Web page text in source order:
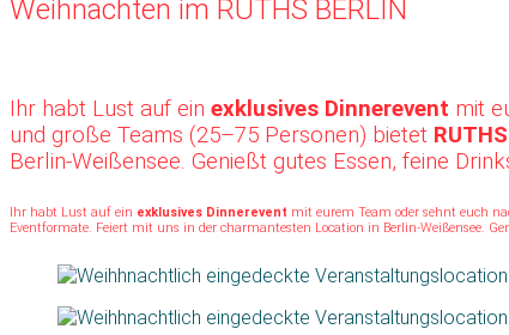
Weihnachten im RUTHS BERLIN
Ihr habt Lust auf ein exklusives Dinnerevent mit
und große Teams (25–75 Personen) bietet
Berlin-Weißensee. Genießt gutes Essen, feine
Ihr habt Lust auf ein exklusives Dinnerevent mit eurem Team oder sehnt euch
Eventformate. Feiert mit uns in der charmantesten Location in Berlin-Weißensee.